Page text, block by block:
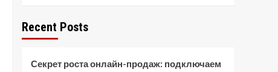
Recent Posts
Секрет роста онлайн-продаж: подключаем